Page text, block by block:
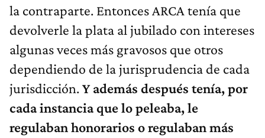
la contraparte. Entonces ARCA tenía que
devolverle la plata al jubilado con intereses
algunas veces más gravosos que otros
dependiendo de la jurisprudencia de cada
jurisdicción.Y además después tenía, por
cada instancia que lo peleaba, le
regulaban honorarios o regulaban más